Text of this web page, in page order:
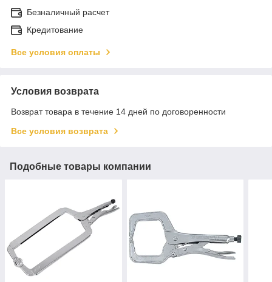
Безналичный расчет
Кредитование
Все условия оплаты
Условия возврата
Возврат товара в течение 14 дней по договоренности
Все условия возврата
Подобные товары компании